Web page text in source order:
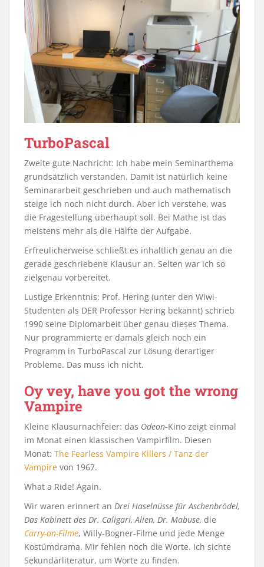
TurboPascal
Zweite gute Nachricht: Ich habe mein Seminarthema
grundsätzlich verstanden. Damit ist natürlich keine
Seminararbeit geschrieben und auch mathematisch
steige ich noch nicht durch. Aber ich verstehe, was
die Fragestellung überhaupt soll. Bei Mathe ist das
meistens mehr als die Hälfte der Aufgabe.
Erfreulicherweise schließt es inhaltlich genau an die
gerade geschriebene Klausur an. Selten war ich so
zielgenau vorbereitet.
Lustige Erkenntnis: Prof. Hering (unter den Wiwi-
Studenten als DER Professor Hering bekannt) schrieb
1990 seine Diplomarbeit über genau dieses Thema.
Nur programmierte er damals gleich noch ein
Programm in TurboPascal zur Lösung derartiger
Probleme. Das muss ich nicht.
Oy vey, have you got the wrong
Vampire
Kleine Klausurnachfeier: das Odeon-Kino zeigt einmal
im Monat einen klassischen Vampirfilm. Diesen
Monat: The Fearless Vampire Killers / Tanz der
Vampire von 1967.
What a Ride! Again.
Wir waren erinnert an Drei Haselnüsse für Aschenbrödel,
Das Kabinett des Dr. Caligari, Alien, Dr. Mabuse, die
Carry-on-Filme, Willy-Bogner-Filme und jede Menge
Kostümdrama. Mir fehlen noch die Worte. Ich sichte
Sekundärliteratur, um Worte zu finden.